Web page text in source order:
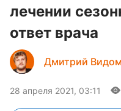
лечении
ответ врача
Дмитрий
28 апреля 2021, 03:11